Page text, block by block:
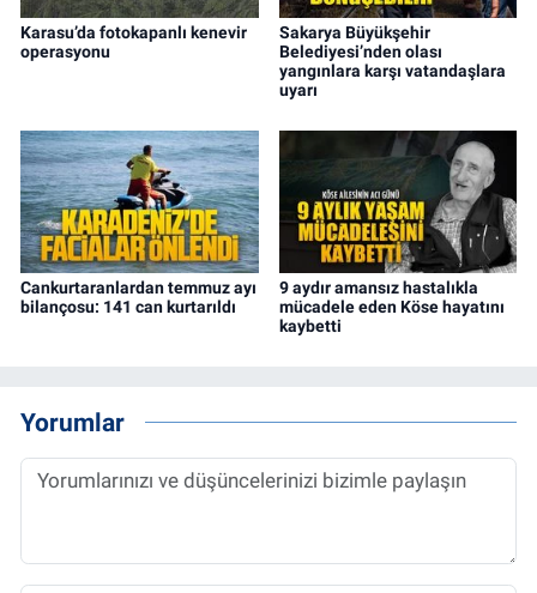
Karasu’da fotokapanlı kenevir
operasyonu
Sakarya Büyükşehir
Belediyesi’nden olası
yangınlara karşı vatandaşlara
uyarı
Cankurtaranlardan temmuz ayı
bilançosu: 141 can kurtarıldı
9 aydır amansız hastalıkla
mücadele eden Köse hayatını
kaybetti
Yorumlar